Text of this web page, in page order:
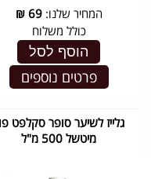
המחיר שלנו:69
₪
כולל משלוח
הוסף לסל
פרטים נוספים
גלייז לשיער סופר סקלפט
מיטשל 500 מ"ל